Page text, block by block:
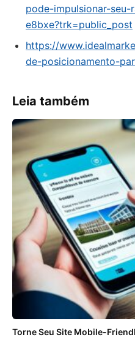
pode-impulsionar-
e8bxe?trk=public_post
https://
de-posicionamento-
Leia também
Torne Seu Site Mobile-